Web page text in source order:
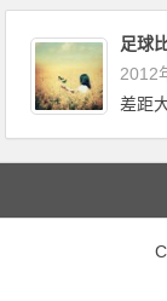
足球
2012
差距